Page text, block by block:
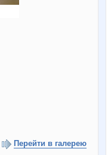
Перейти в галерею